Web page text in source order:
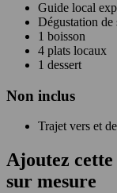
Guide local
Dégustation de
1 boisson
4 plats locaux
1 dessert
Non inclus
Trajet vers et
Ajoutez
sur mesure